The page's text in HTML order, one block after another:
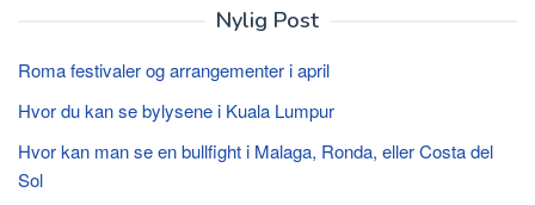
Nylig Post
Roma festivaler og arrangementer i april
Hvor du kan se bylysene i Kuala Lumpur
Hvor kan man se en bullfight i Malaga, Ronda, eller Costa del
Sol